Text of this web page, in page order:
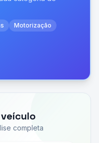
Motorização
completa